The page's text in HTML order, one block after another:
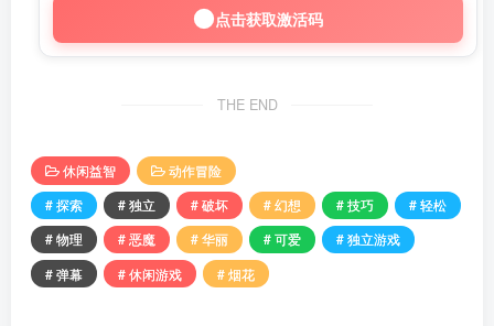
点击获取激活码
THE END
休闲益智
动作冒险
# 探索
# 独立 # 破坏 # 幻想 # 技巧
# 轻松
# 物理
# 恶魔 # 华丽 # 可爱
# 独立游戏
# 弹幕
# 休闲游戏 # 烟花